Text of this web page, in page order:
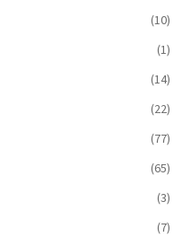
(10)
(1)
(14)
(22)
(77)
(65)
(3)
(7)